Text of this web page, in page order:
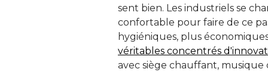
sent bien. Les industriels se
confortable pour faire de ce
hygiéniques, plus
véritables concentrés
avec siège chauffant,